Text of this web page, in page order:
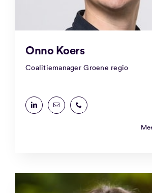
Onno Koers
Coalitiemanager Groene regio